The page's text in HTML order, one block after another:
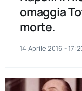
omaggia
morte.
14 Aprile 2016 -